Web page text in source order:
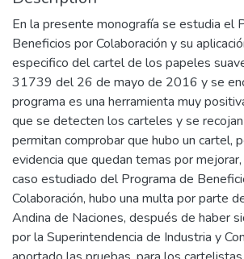
En la presente monografía se estudia el
Beneficios por Colaboración y su
especifico del cartel de los papeles
31739 del 26 de mayo de 2016 y se
programa es una herramienta muy
que se detecten los carteles y se
permitan comprobar que hubo un cartel,
evidencia que quedan temas por
caso estudiado del Programa de
Colaboración, hubo una multa por parte
Andina de Naciones, después de haber
por la Superintendencia de Industria y